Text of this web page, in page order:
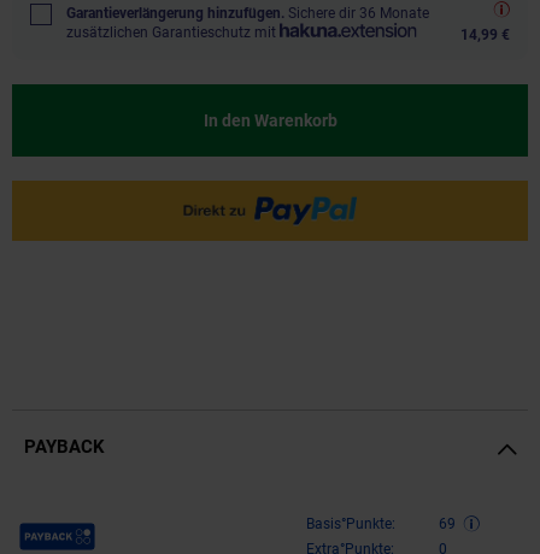
Garantieverlängerung hinzufügen. Sichere dir 36 Monate
zusätzlichen Garantieschutz mit
14,99 €
In den Warenkorb
PAYBACK
Payback Punkte Basis°Punkte:
69
Extra°Punkte:
0